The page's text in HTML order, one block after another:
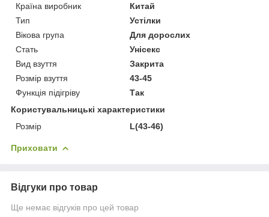
Країна виробник
Китай
Тип
Устілки
Вікова група
Для дорослих
Стать
Унісекс
Вид взуття
Закрита
Розмір взуття
43-45
Функція підігріву
Так
Користувальницькі характеристики
Розмір
L(43-46)
Приховати
Відгуки про товар
Ще немає відгуків про цей товар